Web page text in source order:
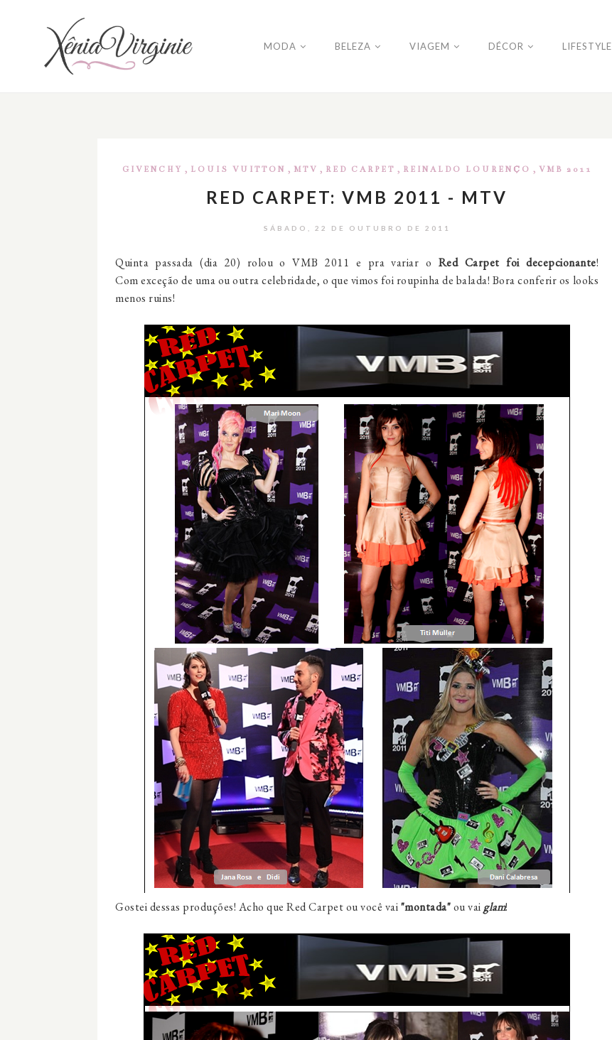
MODA BELEZA VIAGEM DÉCOR LIFESTYLE
GIVENCHY , LOUIS VUITTON , MTV , RED CARPET , REINALDO LOURENÇO , VMB 2011
RED CARPET: VMB 2011 - MTV
SÁBADO, 22 DE OUTUBRO DE 2011
Quinta passada (dia 20) rolou o VMB 2011 e pra variar o Red Carpet foi decepcionante!
Com exceção de uma ou outra celebridade, o que vimos foi roupinha de balada! Bora conferir os looks
menos ruins!
Gostei dessas produções! Acho que Red Carpet ou você vai"montada"ou vaiglam!